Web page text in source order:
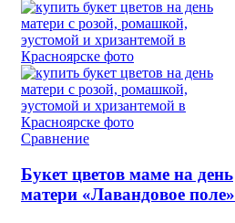
Сравнение
Букет цветов маме на день
матери «Лавандовое поле»